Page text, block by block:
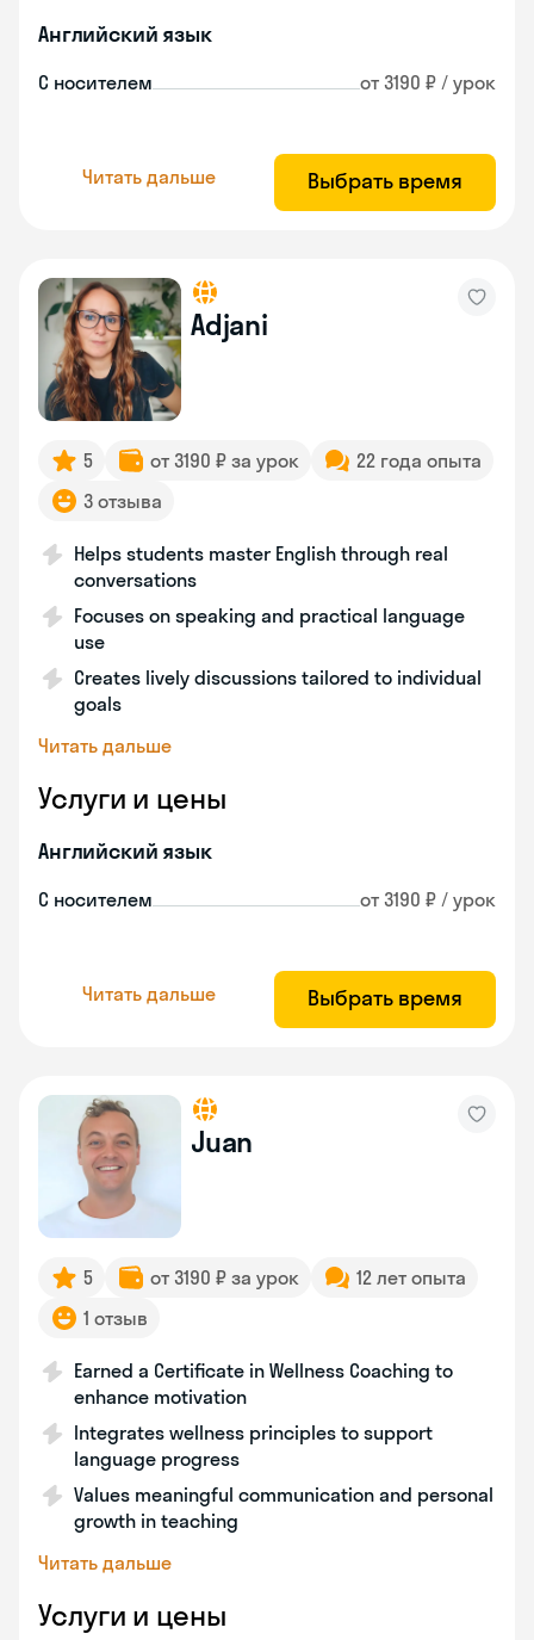
Английский язык
С носителем от 3190 ₽ / урок
Читать дальше Выбрать время
Adjani
5 от 3190 ₽ за урок
22 года опыта
3 отзыва
Helps students master English through real
conversations
Focuses on speaking and practical language
use
Creates lively discussions tailored to individual
goals
Читать дальше
Услуги и цены
Английский язык
С носителем от 3190 ₽ / урок
Читать дальше Выбрать время
Juan
5 от 3190 ₽ за урок
12 лет опыта
1 отзыв
Earned a Certificate in Wellness Coaching to
enhance motivation
Integrates wellness principles to support
language progress
Values meaningful communication and personal
growth in teaching
Читать дальше
Услуги и цены